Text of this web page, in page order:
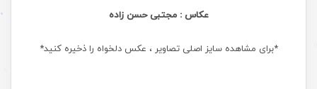
عکاس : مجتبی حسن زاده
*برای مشاهده سایز اصلی تصاویر ، عکس دلخواه را ذخیره کنید*